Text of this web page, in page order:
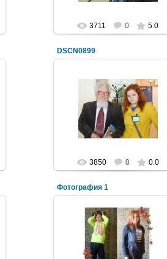
3711 0 5.0
DSCN0899
19.05.2013
Владислав Бахревский
Синяя_ворона_
3850 0 0.0
Фотография 1
20.01.2013
Синяя_ворона_